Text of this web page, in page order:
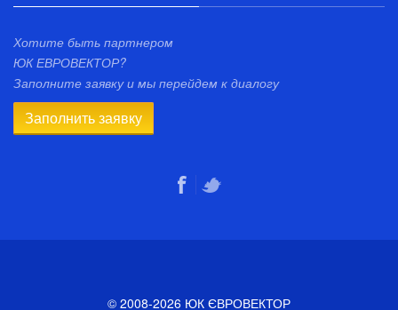
Хотите быть партнером
ЮК ЕВРОВЕКТОР?
Заполните заявку и мы перейдем к диалогу
Заполнить заявку
© 2008-2026 ЮК ЄВРОВЕКТОР